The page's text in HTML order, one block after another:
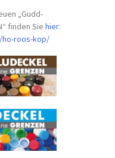
„Gudd-
finden Siehier:
ho-roos-kop/